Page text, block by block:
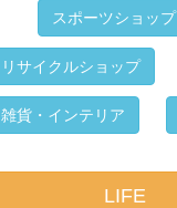
スポーツショップ
リサイクルショップ
雑貨・インテリア
LIFE